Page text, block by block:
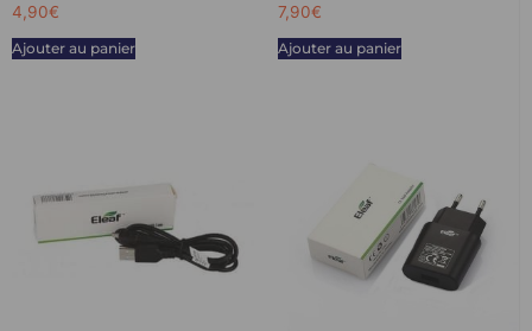
4,90€
Ajouter au panier
7,90€
Ajouter au panier